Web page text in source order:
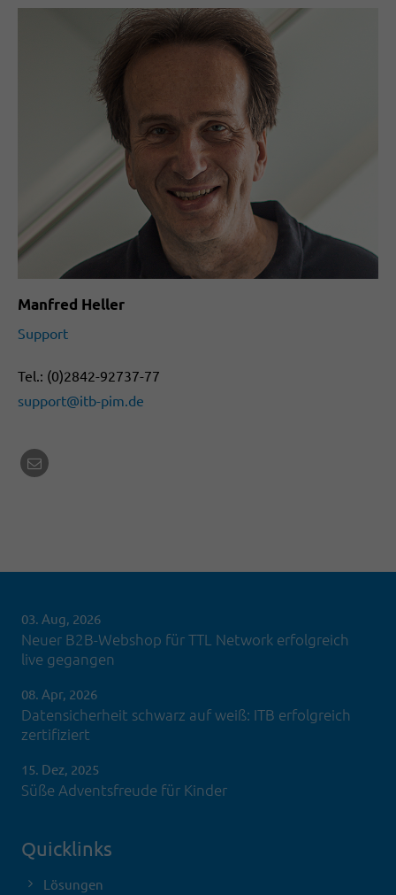
Manfred Heller
Support
Tel.: (0)2842-92737-77
support@itb-pim.de
03. Aug, 2026
Neuer B2B-Webshop für TTL Network erfolgreich
live gegangen
08. Apr, 2026
Datensicherheit schwarz auf weiß: ITB erfolgreich
zertifiziert
15. Dez, 2025
Süße Adventsfreude für Kinder
Quicklinks
Lösungen